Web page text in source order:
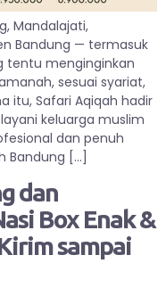
Mandalajati,
Bandung — termasuk
tentu menginginkan
sesuai syariat,
itu, Safari Aqiqah hadir
keluarga muslim
dan penuh
Bandung […]
dan
Box Enak &
sampai